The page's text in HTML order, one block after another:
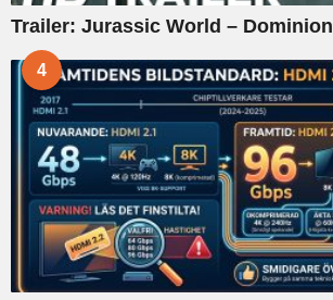
Trailer: Jurassic World – Dominion
4